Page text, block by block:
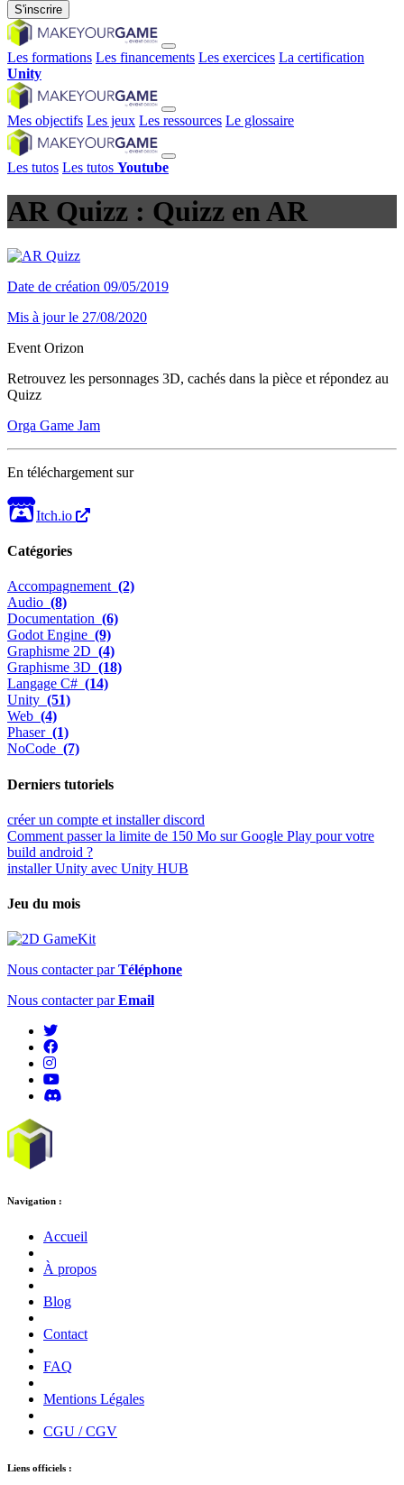
S'inscrire
Les formations Les financements Les exercices La certification
Unity
Mes objectifs Les jeux Les ressources Le glossaire
Les tutos Les tutos Youtube
AR Quizz : Quizz en AR
Date de création 09/05/2019
Mis à jour le 27/08/2020
Event Orizon
Retrouvez les personnages 3D, cachés dans la pièce et répondez au
Quizz
Orga Game Jam
En téléchargement sur
Itch.io
Catégories
Accompagnement (2)
Audio (8)
Documentation (6)
Godot Engine (9)
Graphisme 2D (4)
Graphisme 3D (18)
Langage C# (14)
Unity (51)
Web (4)
Phaser (1)
NoCode (7)
Derniers tutoriels
créer un compte et installer discord
Comment passer la limite de 150 Mo sur Google Play pour votre
build android ?
installer Unity avec Unity HUB
Jeu du mois
Nous contacter parTéléphone
Nous contacter parEmail
Navigation :
Accueil
À propos
Blog
Contact
FAQ
Mentions Légales
CGU / CGV
Liens officiels :